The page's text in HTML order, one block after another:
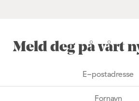
Meld deg på vårt